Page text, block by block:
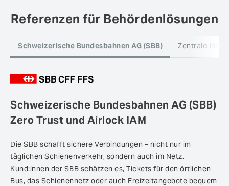
Referenzen für Behördenlösungen
Schweizerische Bundesbahnen AG (SBB)
Zero Trust und Airlock IAM
Die SBB schafft sichere Verbindungen – nicht nur im
täglichen Schienenverkehr, sondern auch im Netz.
Kund:innen der SBB schätzen es, Tickets für den örtlichen
Bus, das Schienennetz oder auch Freizeitangebote bequem